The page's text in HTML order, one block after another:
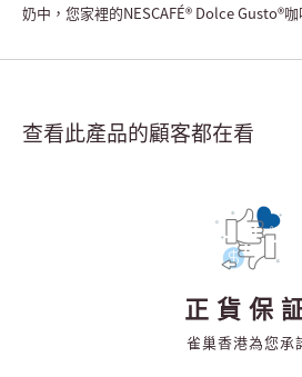
奶中，您家裡的NESCAFÉ® Dolce Gusto®
查看此產品的顧客都在看
正貨保
雀巢香港為您承